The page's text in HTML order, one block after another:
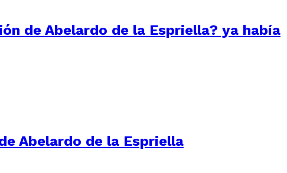
de Abelardo de la Espriella? ya había
Abelardo de la Espriella